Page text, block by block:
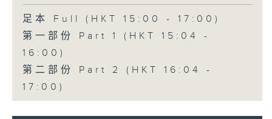
足本 Full (HKT 15:00 - 17:00)
第一部份 Part 1 (HKT 15:04 -
16:00)
第二部份 Part 2 (HKT 16:04 -
17:00)